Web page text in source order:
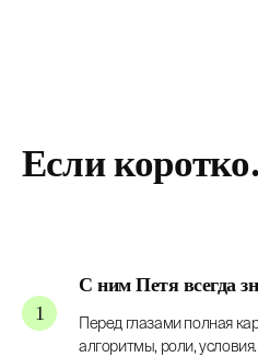
Если
С ним Петя всегда
Перед глазами полная
алгоритмы, роли, условия.